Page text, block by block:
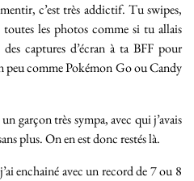
c’est très addictif. Tu swipes,
les photos comme si tu allais
captures d’écran à ta BFF pour
peu comme Pokémon Go ou Candy
garçon très sympa, avec qui j’avais
plus. On en est donc restés là.
enchainé avec un record de 7 ou 8